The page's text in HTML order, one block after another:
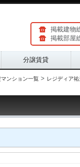
掲載建物
掲載部屋
分譲賃貸
ンション一覧 > レジディア